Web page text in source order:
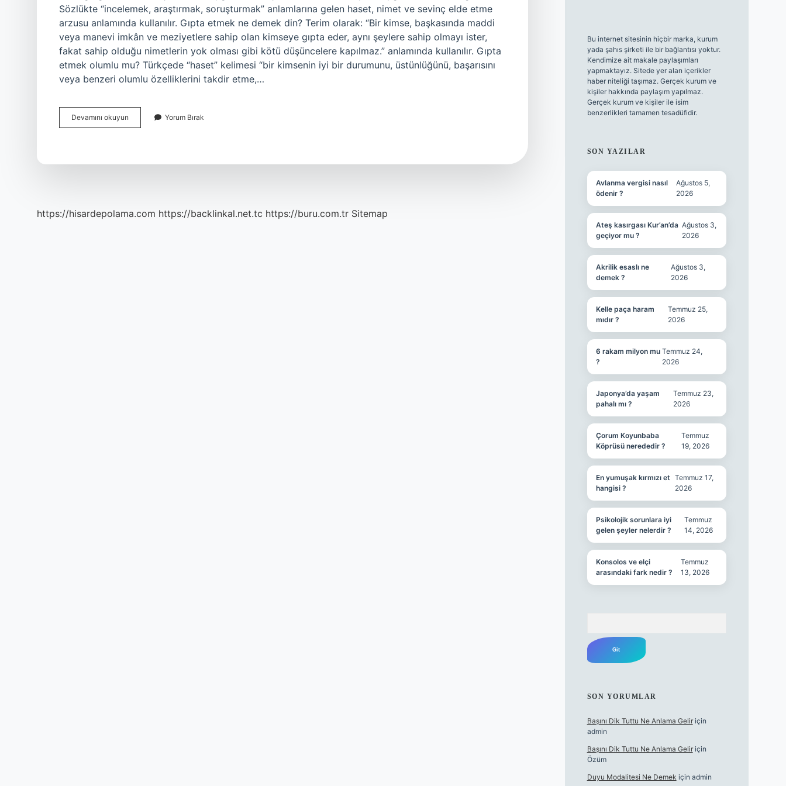
Sözlükte “incelemek, araştırmak, soruşturmak” anlamlarına gelen haset, nimet ve sevinç elde etme
arzusu anlamında kullanılır. Gıpta etmek ne demek din? Terim olarak: “Bir kimse, başkasında maddi
veya manevi imkân ve meziyetlere sahip olan kimseye gıpta eder, aynı şeylere sahip olmayı ister,
fakat sahip olduğu nimetlerin yok olması gibi kötü düşüncelere kapılmaz.” anlamında kullanılır. Gıpta
etmek olumlu mu? Türkçede “haset” kelimesi “bir kimsenin iyi bir durumunu, üstünlüğünü, başarısını
veya benzeri olumlu özelliklerini takdir etme,…
Devamını okuyun
Etmek
Yorum Bırak
https://hisardepolama.com https://backlinkal.net.tc https://buru.com.tr Sitemap
Bu internet sitesinin hiçbir marka, kurum
yada şahıs şirketi ile bir bağlantısı yoktur.
Kendimize ait makale paylaşımları
yapmaktayız. Sitede yer alan içerikler
haber niteliği taşımaz. Gerçek kurum ve
kişiler hakkında paylaşım yapılmaz.
Gerçek kurum ve kişiler ile isim
benzerlikleri tamamen tesadüfidir.
SON YAZILAR
Avlanma vergisi nasıl
ödenir ?
Ağustos 5,
2026
Ateş kasırgası Kur’an’da
geçiyor mu ?
Ağustos 3,
2026
Akrilik esaslı ne
demek ?
Ağustos 3,
2026
Kelle paça haram
mıdır ?
Temmuz 25,
2026
6 rakam milyon mu
?
Temmuz 24,
2026
Japonya’da yaşam
pahalı mı ?
Temmuz 23,
2026
Çorum Koyunbaba
Köprüsü nerededir ?
Temmuz
19, 2026
En yumuşak kırmızı et
hangisi ?
Temmuz 17,
2026
Psikolojik sorunlara iyi
gelen şeyler nelerdir ?
Temmuz
14, 2026
Konsolos ve elçi
arasındaki fark nedir ?
Temmuz
13, 2026
SON YORUMLAR
Başını Dik Tuttu Ne Anlama Geliriçin
admin
Başını Dik Tuttu Ne Anlama Geliriçin
Özüm
Duyu Modalitesi Ne Demek için admin